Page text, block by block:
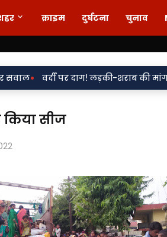
क्राइम दुर्घटना चुनाव
पर दाग! लड़की-शराब की मांग और महिला से
सीज